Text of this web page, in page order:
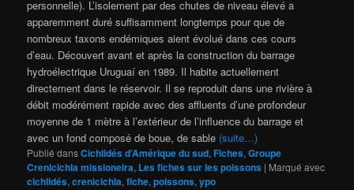
personnelle). L’isolement par des chutes de niveau élevé a
apparemment duré suffisamment longtemps pour que de
nombreux taxons endémiques aient évolué dans ces cours
d’eau. Découvert avant et après la construction du barrage
hydroélectrique Uruguaí en 1989. Il habite actuellement
directement dans le réservoir. Il se reproduit dans une rivière à
débit modérément rapide avec des affluents d’une profondeur
moyenne de 1 mètre à l’extérieur de l’influence du barrage et
avec un fond composé de boue, de sable (suite…)
Publié dansCichlidés d’Amérique du sud,Fiches,Groupe
Crenicichla missioneira, Les fiches sur les poissons | Marqué avec
cichlidés,crenicichla,fiche,poissons,ypo